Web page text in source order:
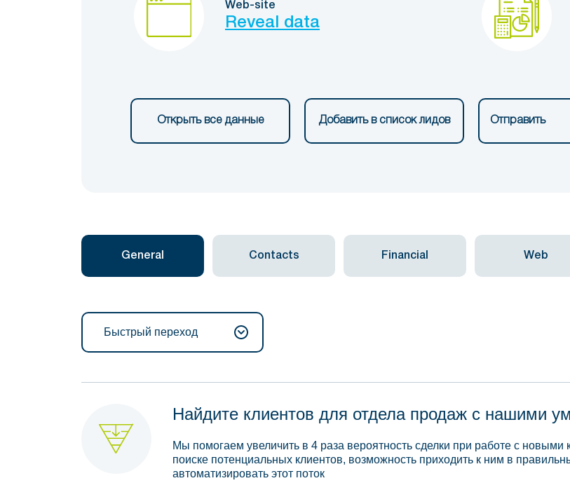
Web-site
Reveal data
Открыть все данные Добавить в список лидов Отправить
General Contacts Financial Web
Быстрый переход
Найдите клиентов для отдела продаж с нашими
Мы помогаем увеличить в 4 раза вероятность сделки при работе с
поиске потенциальных клиентов, возможность приходить к ним в
автоматизировать этот поток